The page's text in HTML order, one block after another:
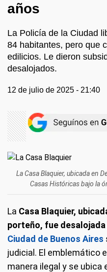
años
La Policía de la Ciudad
84 habitantes, pero que
edilicios. Le dieron
desalojados.
12 de julio de 2025 - 21:40
La Casa Blaquier, ubicada en
Casas Históricas bajo la
La Casa Blaquier,
porteño, fue desalojada
Ciudad de Buenos Aires
judicial. El emblemático
manera ilegal y se ubica